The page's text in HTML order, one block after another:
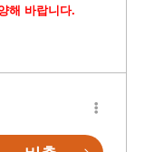
해 바랍니다.